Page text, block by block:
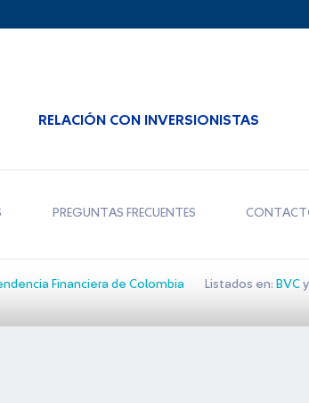
RELACIÓN CON INVERSIONISTAS
PREGUNTAS FRECUENTES
Financiera de Colombia Listados en: BVCy